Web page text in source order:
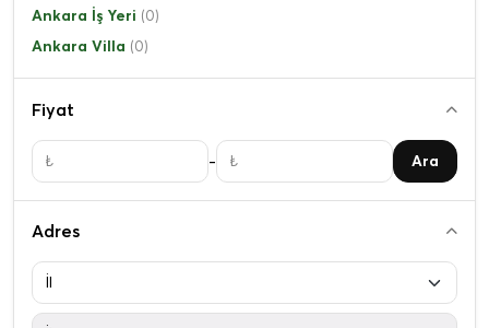
Ankara İş Yeri (0)
Ankara Villa (0)
Fiyat
- Ara
Adres